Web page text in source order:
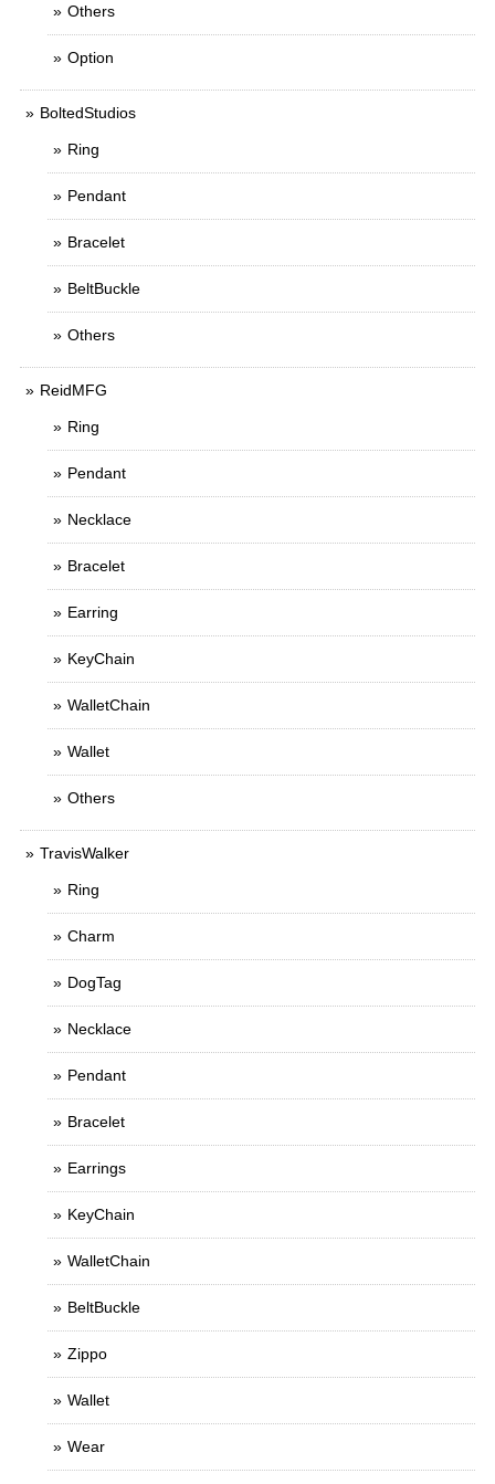
Others
Option
BoltedStudios
Ring
Pendant
Bracelet
BeltBuckle
Others
ReidMFG
Ring
Pendant
Necklace
Bracelet
Earring
KeyChain
WalletChain
Wallet
Others
TravisWalker
Ring
Charm
DogTag
Necklace
Pendant
Bracelet
Earrings
KeyChain
WalletChain
BeltBuckle
Zippo
Wallet
Wear